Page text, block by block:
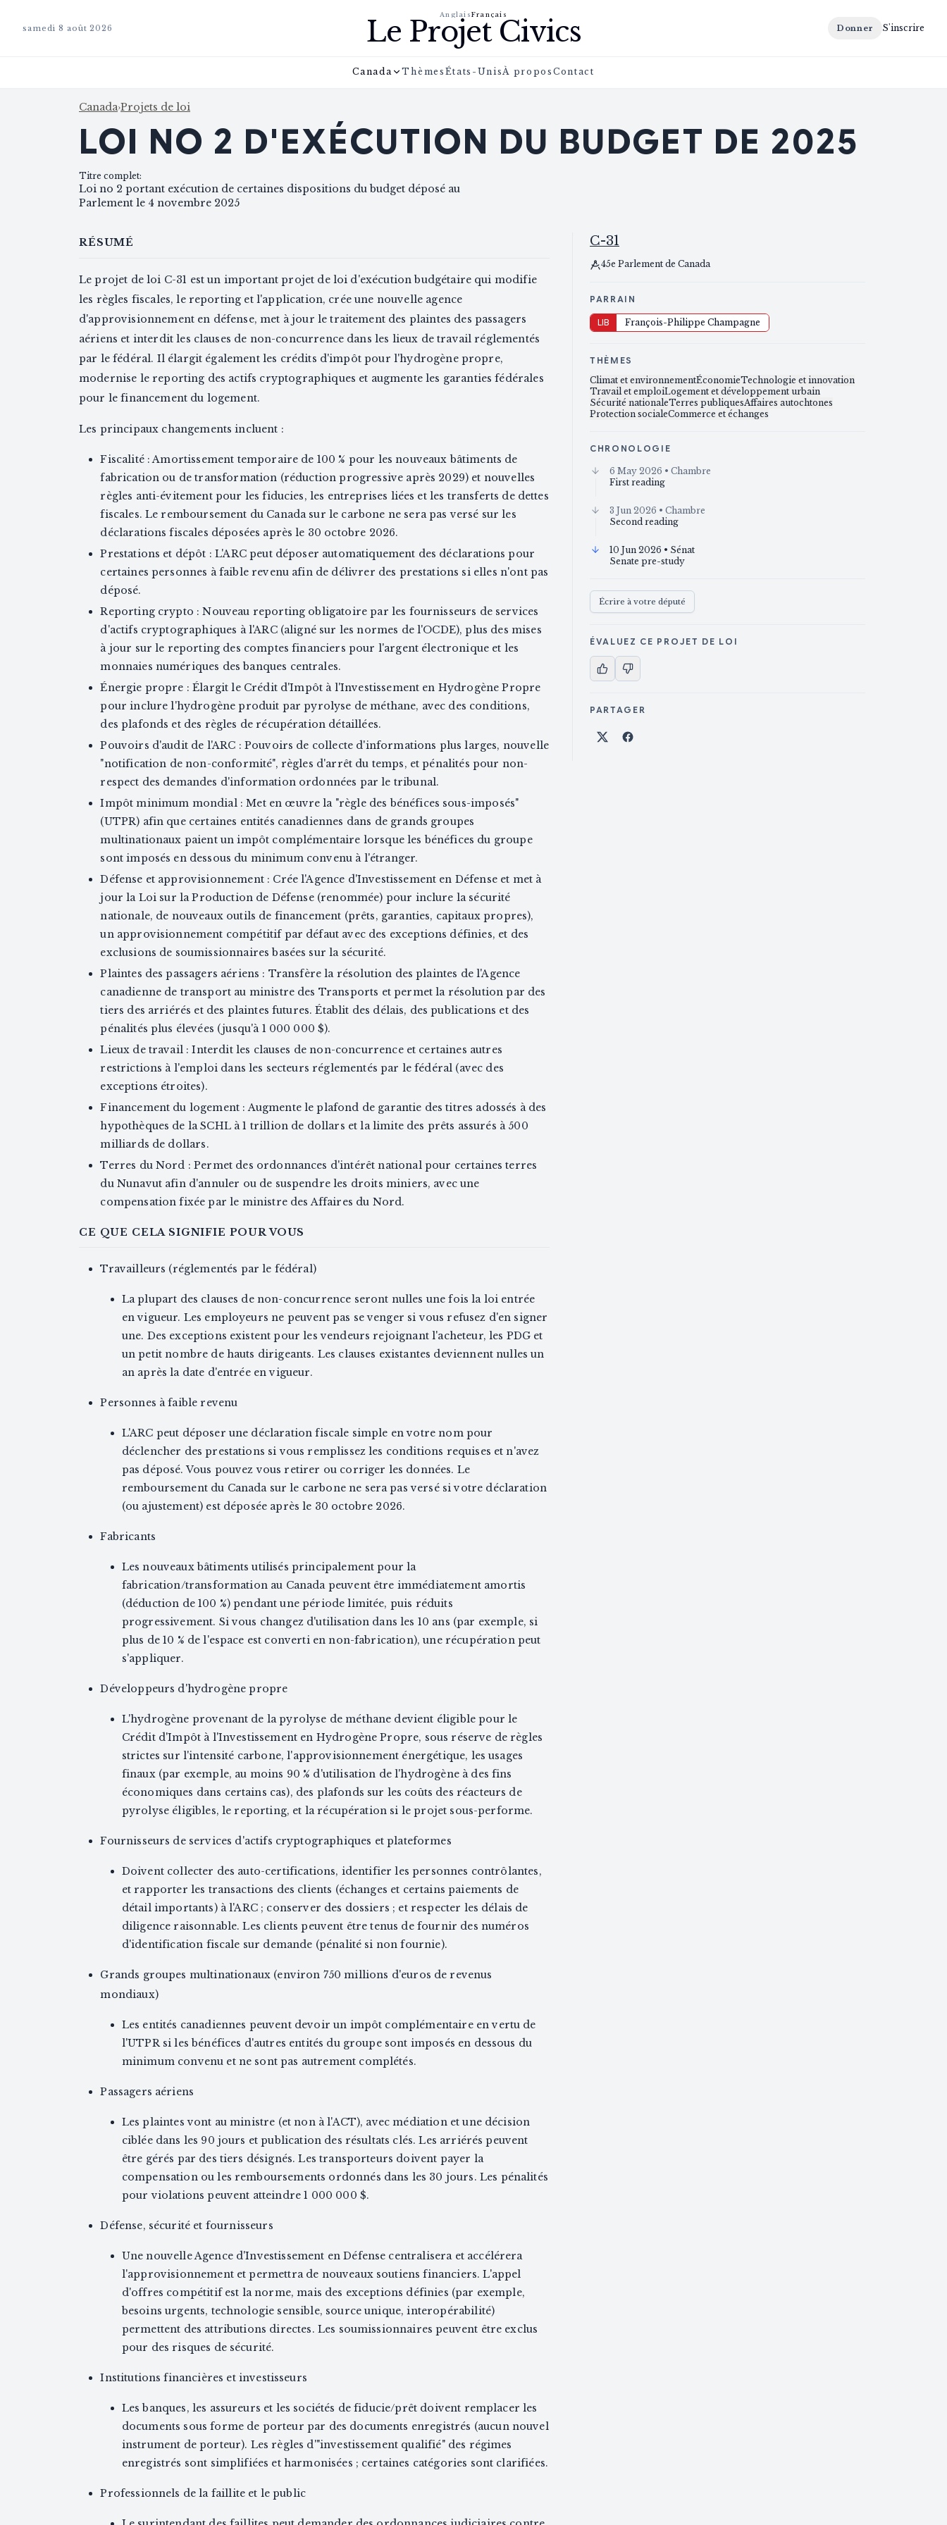
samedi 8 août 2026
AnglaisFrançais
Le Projet Civics Donner S'inscrire
Canada Thèmes États-UnisÀ propos Contact
Canada›Projets de loi
LOI NO 2 D'EXÉCUTION DU BUDGET DE 2025
Titre complet:
Loi no 2 portant exécution de certaines dispositions du budget déposé au
Parlement le 4 novembre 2025
RÉSUMÉ
Le projet de loi C-31 est un important projet de loi d'exécution budgétaire qui modifie
les règles fiscales, le reporting et l'application, crée une nouvelle agence
d'approvisionnement en défense, met à jour le traitement des plaintes des passagers
aériens et interdit les clauses de non-concurrence dans les lieux de travail réglementés
par le fédéral. Il élargit également les crédits d'impôt pour l'hydrogène propre,
modernise le reporting des actifs cryptographiques et augmente les garanties fédérales
pour le financement du logement.
Les principaux changements incluent :
Fiscalité : Amortissement temporaire de 100 % pour les nouveaux bâtiments de
fabrication ou de transformation (réduction progressive après 2029) et nouvelles
règles anti-évitement pour les fiducies, les entreprises liées et les transferts de dettes
fiscales. Le remboursement du Canada sur le carbone ne sera pas versé sur les
déclarations fiscales déposées après le 30 octobre 2026.
Prestations et dépôt : L'ARC peut déposer automatiquement des déclarations pour
certaines personnes à faible revenu afin de délivrer des prestations si elles n'ont pas
déposé.
Reporting crypto : Nouveau reporting obligatoire par les fournisseurs de services
d'actifs cryptographiques à l'ARC (aligné sur les normes de l'OCDE), plus des mises
à jour sur le reporting des comptes financiers pour l'argent électronique et les
monnaies numériques des banques centrales.
Énergie propre : Élargit le Crédit d'Impôt à l'Investissement en Hydrogène Propre
pour inclure l'hydrogène produit par pyrolyse de méthane, avec des conditions,
des plafonds et des règles de récupération détaillées.
Pouvoirs d'audit de l'ARC : Pouvoirs de collecte d'informations plus larges, nouvelle
"notification de non-conformité", règles d'arrêt du temps, et pénalités pour non-
respect des demandes d'information ordonnées par le tribunal.
Impôt minimum mondial : Met en œuvre la "règle des bénéfices sous-imposés"
(UTPR) afin que certaines entités canadiennes dans de grands groupes
multinationaux paient un impôt complémentaire lorsque les bénéfices du groupe
sont imposés en dessous du minimum convenu à l'étranger.
Défense et approvisionnement : Crée l'Agence d'Investissement en Défense et met à
jour la Loi sur la Production de Défense (renommée) pour inclure la sécurité
nationale, de nouveaux outils de financement (prêts, garanties, capitaux propres),
un approvisionnement compétitif par défaut avec des exceptions définies, et des
exclusions de soumissionnaires basées sur la sécurité.
Plaintes des passagers aériens : Transfère la résolution des plaintes de l'Agence
canadienne de transport au ministre des Transports et permet la résolution par des
tiers des arriérés et des plaintes futures. Établit des délais, des publications et des
pénalités plus élevées (jusqu'à 1 000 000 $).
Lieux de travail : Interdit les clauses de non-concurrence et certaines autres
restrictions à l'emploi dans les secteurs réglementés par le fédéral (avec des
exceptions étroites).
Financement du logement : Augmente le plafond de garantie des titres adossés à des
hypothèques de la SCHL à 1 trillion de dollars et la limite des prêts assurés à 500
milliards de dollars.
Terres du Nord : Permet des ordonnances d'intérêt national pour certaines terres
du Nunavut afin d'annuler ou de suspendre les droits miniers, avec une
compensation fixée par le ministre des Affaires du Nord.
CE QUE CELA SIGNIFIE POUR VOUS
Travailleurs (réglementés par le fédéral)
La plupart des clauses de non-concurrence seront nulles une fois la loi entrée
en vigueur. Les employeurs ne peuvent pas se venger si vous refusez d'en signer
une. Des exceptions existent pour les vendeurs rejoignant l'acheteur, les PDG et
un petit nombre de hauts dirigeants. Les clauses existantes deviennent nulles un
an après la date d'entrée en vigueur.
Personnes à faible revenu
L'ARC peut déposer une déclaration fiscale simple en votre nom pour
déclencher des prestations si vous remplissez les conditions requises et n'avez
pas déposé. Vous pouvez vous retirer ou corriger les données. Le
remboursement du Canada sur le carbone ne sera pas versé si votre déclaration
(ou ajustement) est déposée après le 30 octobre 2026.
Fabricants
Les nouveaux bâtiments utilisés principalement pour la
fabrication/transformation au Canada peuvent être immédiatement amortis
(déduction de 100 %) pendant une période limitée, puis réduits
progressivement. Si vous changez d'utilisation dans les 10 ans (par exemple, si
plus de 10 % de l'espace est converti en non-fabrication), une récupération peut
s'appliquer.
Développeurs d'hydrogène propre
L'hydrogène provenant de la pyrolyse de méthane devient éligible pour le
Crédit d'Impôt à l'Investissement en Hydrogène Propre, sous réserve de règles
strictes sur l'intensité carbone, l'approvisionnement énergétique, les usages
finaux (par exemple, au moins 90 % d'utilisation de l'hydrogène à des fins
économiques dans certains cas), des plafonds sur les coûts des réacteurs de
pyrolyse éligibles, le reporting, et la récupération si le projet sous-performe.
Fournisseurs de services d'actifs cryptographiques et plateformes
Doivent collecter des auto-certifications, identifier les personnes contrôlantes,
et rapporter les transactions des clients (échanges et certains paiements de
détail importants) à l'ARC ; conserver des dossiers ; et respecter les délais de
diligence raisonnable. Les clients peuvent être tenus de fournir des numéros
d'identification fiscale sur demande (pénalité si non fournie).
Grands groupes multinationaux (environ 750 millions d'euros de revenus
mondiaux)
Les entités canadiennes peuvent devoir un impôt complémentaire en vertu de
l'UTPR si les bénéfices d'autres entités du groupe sont imposés en dessous du
minimum convenu et ne sont pas autrement complétés.
Passagers aériens
Les plaintes vont au ministre (et non à l'ACT), avec médiation et une décision
ciblée dans les 90 jours et publication des résultats clés. Les arriérés peuvent
être gérés par des tiers désignés. Les transporteurs doivent payer la
compensation ou les remboursements ordonnés dans les 30 jours. Les pénalités
pour violations peuvent atteindre 1 000 000 $.
Défense, sécurité et fournisseurs
Une nouvelle Agence d'Investissement en Défense centralisera et accélérera
l'approvisionnement et permettra de nouveaux soutiens financiers. L'appel
d'offres compétitif est la norme, mais des exceptions définies (par exemple,
besoins urgents, technologie sensible, source unique, interopérabilité)
permettent des attributions directes. Les soumissionnaires peuvent être exclus
pour des risques de sécurité.
Institutions financières et investisseurs
Les banques, les assureurs et les sociétés de fiducie/prêt doivent remplacer les
documents sous forme de porteur par des documents enregistrés (aucun nouvel
instrument de porteur). Les règles d'"investissement qualifié" des régimes
enregistrés sont simplifiées et harmonisées ; certaines catégories sont clarifiées.
Professionnels de la faillite et le public
C-31
45e Parlement de Canada
PARRAIN
LIB François-Philippe Champagne
THÈMES
Climat et environnementÉconomieTechnologie et innovation
Travail et emploiLogement et développement urbain
Sécurité nationaleTerres publiquesAffaires autochtones
Protection socialeCommerce et échanges
CHRONOLOGIE
6 May 2026 • Chambre
First reading
3 Jun 2026 • Chambre
Second reading
10 Jun 2026 • Sénat
Senate pre-study
Écrire à votre député
ÉVALUEZ CE PROJET DE LOI
PARTAGER
Partager sur X
Partager sur Facebook